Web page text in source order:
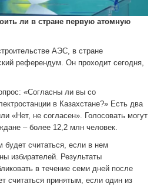
ли в стране первую атомную
АЭС, в стране
референдум. Он проходит сегодня,
«Согласны ли вы со
в Казахстане?» Есть два
«Нет, не согласен». Голосовать могут
– более 12,2 млн человек.
считаться, если в нем
избирателей. Результаты
в течение семи дней после
считаться принятым, если один из